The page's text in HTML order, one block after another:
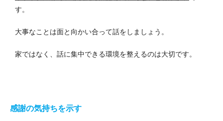
す。
大事なことは面と向かい合って話をしましょう。
家ではなく、話に集中できる環境を整えるのは大切です。
感謝の気持ちを示す